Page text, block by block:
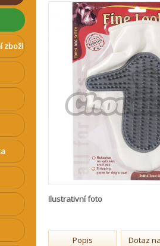
zboží
Ilustrativní foto
Popis Dotaz